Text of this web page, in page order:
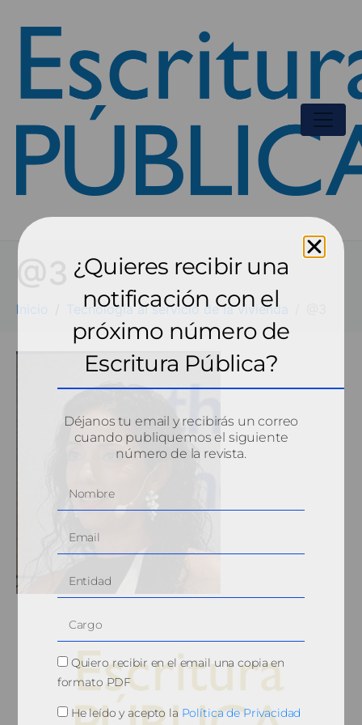
Inicio Tecnología al servicio de la vivienda
¿Quieres recibir una
notificación con el
próximo número de
Escritura Pública?
Déjanos tu email y recibirás un correo
cuando publiquemos el siguiente
número de la revista.
Quiero recibir en el email una copia en
formato PDF
He leído y acepto la Política de Privacidad